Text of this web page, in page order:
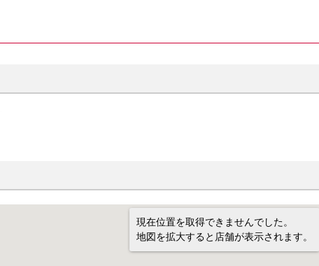
現在位置を取得できませんでした。
地図を拡大すると店舗が表示されます。